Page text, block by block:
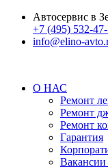
Автосервис в
+7 (495) 532-
info@elino-
О НАС
Ремонт
Ремонт
Ремонт
Гарантия
Вакансии